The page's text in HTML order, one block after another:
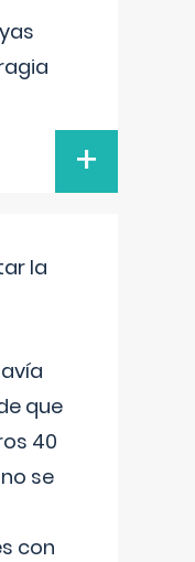
+
la
que
40
se
con